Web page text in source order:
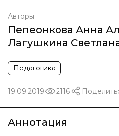
Авторы
Пепеонкова Анна
Лагушкина
Педагогика
19.09.2019 2116
Аннотация